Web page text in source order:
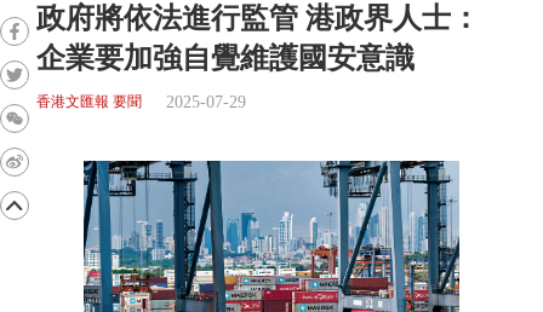
政府將依法進行監管 港政界人士：
企業要加強自覺維護國安意識
香港文匯報 要聞 2025-07-29